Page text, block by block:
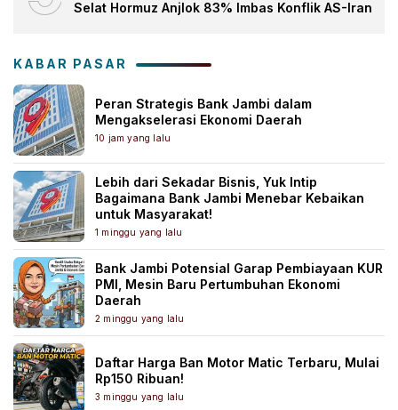
Selat Hormuz Anjlok 83% Imbas Konflik AS-Iran
KABAR PASAR
Peran Strategis Bank Jambi dalam
Mengakselerasi Ekonomi Daerah
10 jam yang lalu
Lebih dari Sekadar Bisnis, Yuk Intip
Bagaimana Bank Jambi Menebar Kebaikan
untuk Masyarakat!
1 minggu yang lalu
Bank Jambi Potensial Garap Pembiayaan KUR
PMI, Mesin Baru Pertumbuhan Ekonomi
Daerah
2 minggu yang lalu
Daftar Harga Ban Motor Matic Terbaru, Mulai
Rp150 Ribuan!
3 minggu yang lalu